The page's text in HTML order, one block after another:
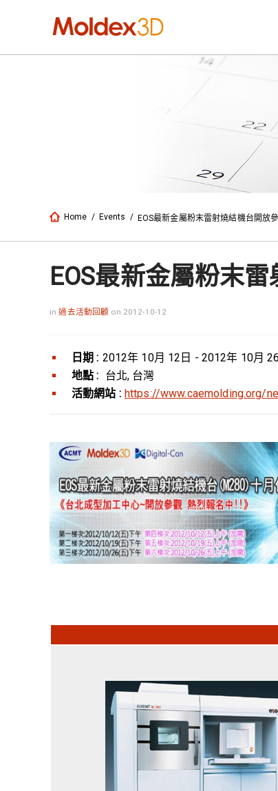
Home / Events / EOS最新金屬粉末雷射燒結機台開放
EOS最新金屬粉末
in過去活動回顧 on 2012-10-12
日期 : 2012年 10月 12日 - 2012年 10月
地點 : 台北, 台灣
活動網站 : https://www.caemolding.org/